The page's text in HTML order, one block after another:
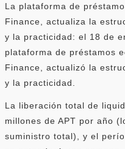
La plataforma de
Finance, actualiza la
y la practicidad: el 18 de
plataforma de préstamos
Finance, actualizó la
y la practicidad.
La liberación total de
millones de APT por año
suministro total), y el